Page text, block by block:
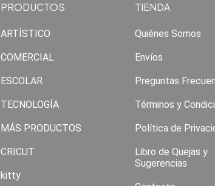
PRODUCTOS
ARTÍSTICO
COMERCIAL
ESCOLAR
TECNOLOGÍA
MÁS PRODUCTOS
CRICUT
kitty
TIENDA
Quiénes Somos
Envíos
Preguntas
Términos y
Política de
Libro de Quejas y
Sugerencias